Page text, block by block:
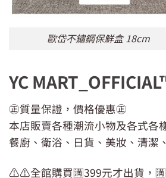
歐岱不鏽鋼保鮮盒 18cm
YC
㊣質量保證，價格優惠㊣
本店販賣各種潮流小物及各式各
餐廚、衛浴、日貨、美妝、清潔
⚠️⚠️全館購買🈵399元才出貨，